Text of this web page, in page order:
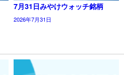
7月31日みやけウォッチ銘柄
2026年7月31日